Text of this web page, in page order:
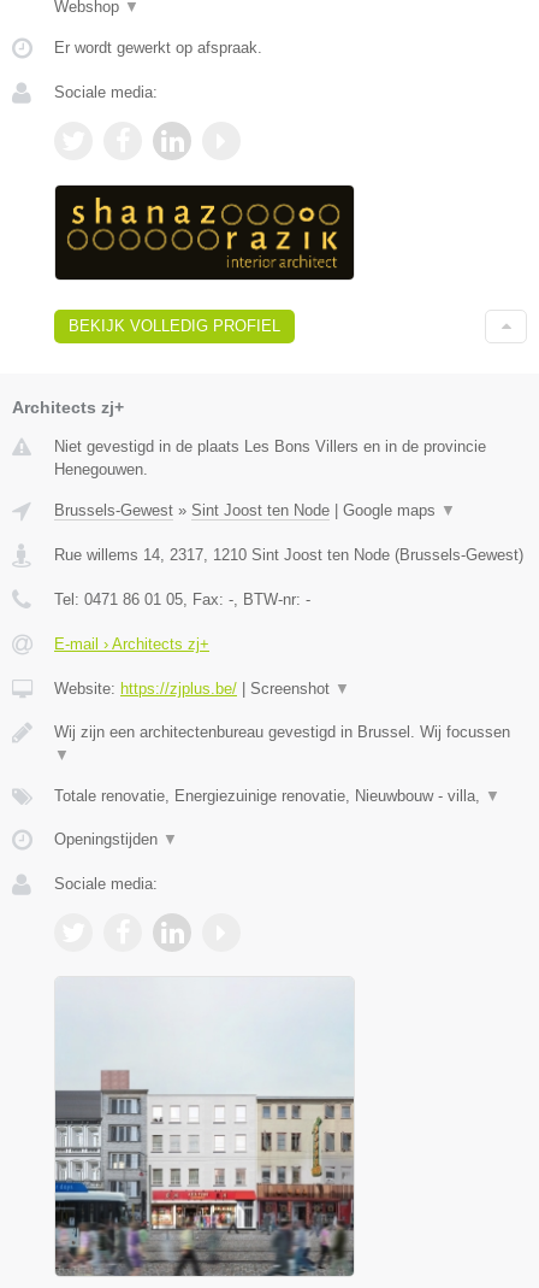
Webshop ▼
Er wordt gewerkt op afspraak.
Sociale media:
BEKIJK VOLLEDIG PROFIEL
Architects zj+
Niet gevestigd in de plaats Les Bons Villers en in de provincie
Henegouwen.
Brussels-Gewest » Sint Joost ten Node Google maps ▼
Rue willems 14, 2317 1210 Sint Joost ten Node (Brussels-Gewest)
Tel: 0471 86 01 05 , Fax: - , BTW-nr: -
E-mail › Architects zj+
Website: https://zjplus.be/ Screenshot ▼
Wij zijn een architectenbureau gevestigd in Brussel. Wij focussen
▼
Totale renovatie, Energiezuinige renovatie, Nieuwbouw - villa, ▼
Openingstijden ▼
Sociale media: